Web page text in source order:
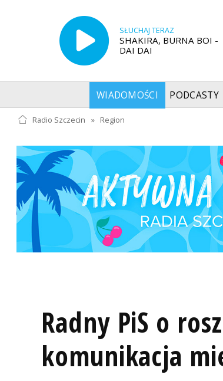
SŁUCHAJ TERAZ
SHAKIRA, BURNA BOI -
DAI DAI
WIADOMOŚCI PODCASTY
Radio Szczecin » Region
Radny PiS o
komunikacja